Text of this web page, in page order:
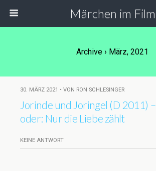
Märchen im Film
Archive › März, 2021
30. MÄRZ 2021 • VON RON SCHLESINGER
Jorinde und Joringel (D 2011) –
oder: Nur die Liebe zählt
KEINE ANTWORT